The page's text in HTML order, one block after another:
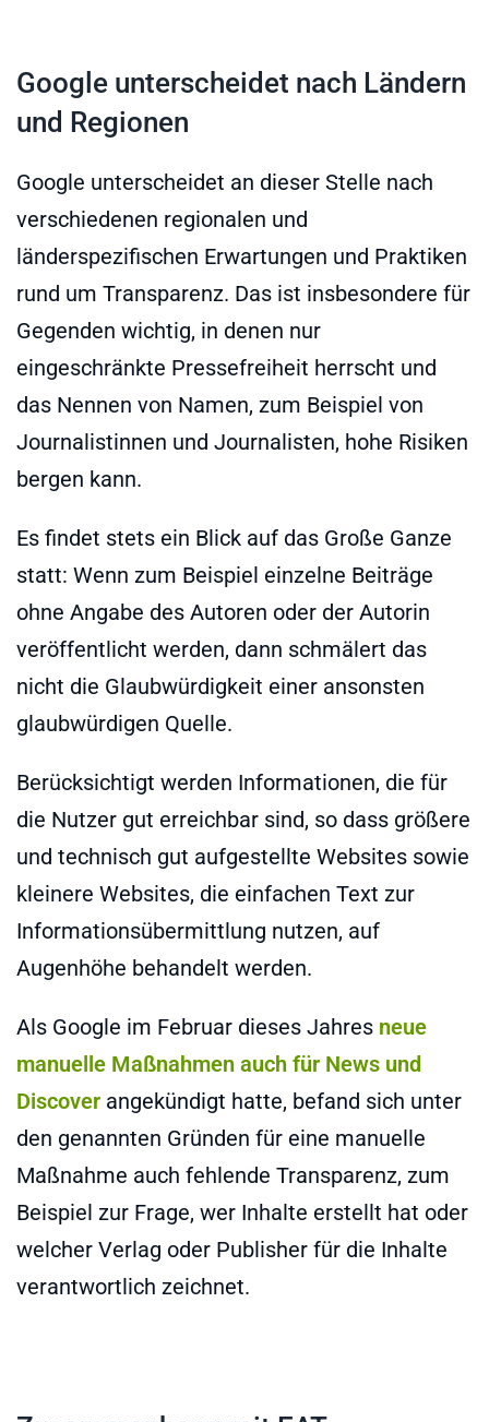
Google unterscheidet nach Ländern
und Regionen
Google unterscheidet an dieser Stelle nach
verschiedenen regionalen und
länderspezifischen Erwartungen und Praktiken
rund um Transparenz. Das ist insbesondere für
Gegenden wichtig, in denen nur
eingeschränkte Pressefreiheit herrscht und
das Nennen von Namen, zum Beispiel von
Journalistinnen und Journalisten, hohe Risiken
bergen kann.
Es findet stets ein Blick auf das Große Ganze
statt: Wenn zum Beispiel einzelne Beiträge
ohne Angabe des Autoren oder der Autorin
veröffentlicht werden, dann schmälert das
nicht die Glaubwürdigkeit einer ansonsten
glaubwürdigen Quelle.
Berücksichtigt werden Informationen, die für
die Nutzer gut erreichbar sind, so dass größere
und technisch gut aufgestellte Websites sowie
kleinere Websites, die einfachen Text zur
Informationsübermittlung nutzen, auf
Augenhöhe behandelt werden.
Als Google im Februar dieses Jahres neue
manuelle Maßnahmen auch für News und
Discover angekündigt hatte, befand sich unter
den genannten Gründen für eine manuelle
Maßnahme auch fehlende Transparenz, zum
Beispiel zur Frage, wer Inhalte erstellt hat oder
welcher Verlag oder Publisher für die Inhalte
verantwortlich zeichnet.